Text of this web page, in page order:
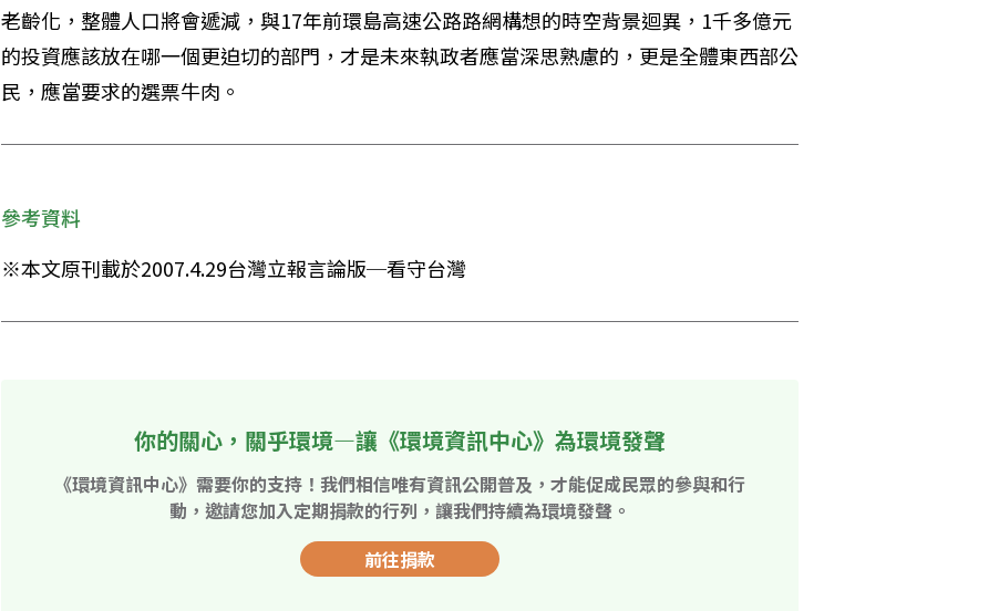
老齡化，整體人口將會遞減，與17年前環島高速公路路網構想的時空背景迴異，1千多億元
的投資應該放在哪一個更迫切的部門，才是未來執政者應當深思熟慮的，更是全體東西部公
民，應當要求的選票牛肉。
參考資料
※本文原刊載於2007.4.29台灣立報言論版─看守台灣
你的關心，關乎環境—讓《環境資訊中心》為環境發聲
《環境資訊中心》需要你的支持！我們相信唯有資訊公開普及，才能促成民眾的參與和行
動，邀請您加入定期捐款的行列，讓我們持續為環境發聲。
前往捐款